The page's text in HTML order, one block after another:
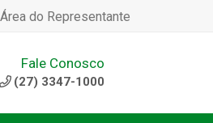
Área do Representante
Fale Conosco
(27) 3347-1000